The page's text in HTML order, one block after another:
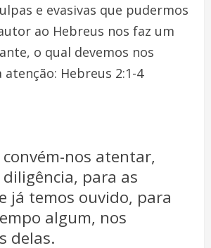
e evasivas que pudermos
ao Hebreus nos faz um
o qual devemos nos
Hebreus 2:1-4
nos atentar,
para as
já temos ouvido, para
algum, nos
delas.